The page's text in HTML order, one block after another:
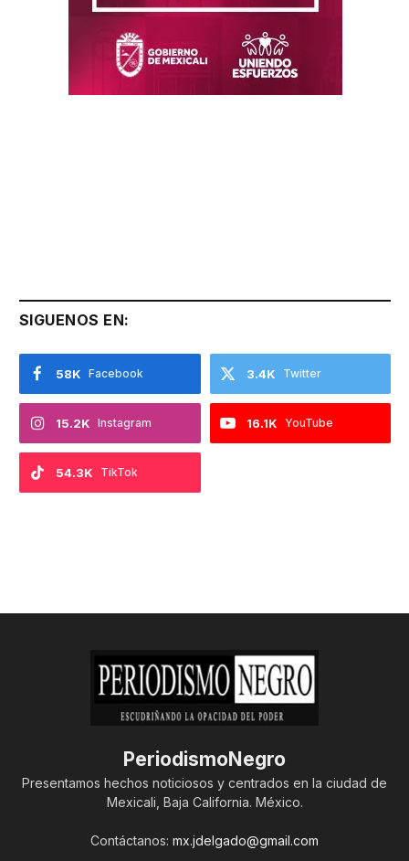
SIGUENOS EN:
Facebook
58K Twitter
3.4K
Instagram
15.2K YouTube
16.1K
TikTok
54.3K
PeriodismoNegro
Presentamos hechos noticiosos y centrados en la ciudad de
Mexicali, Baja California. México.
Contáctanos: mx.jdelgado@gmail.com